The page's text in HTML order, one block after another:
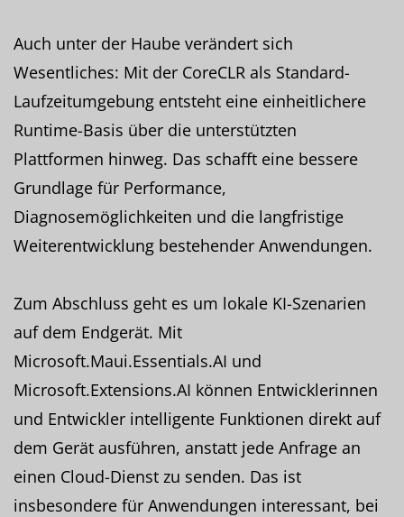
Auch unter der Haube verändert sich
Wesentliches: Mit der CoreCLR als Standard-
Laufzeitumgebung entsteht eine einheitlichere
Runtime-Basis über die unterstützten
Plattformen hinweg. Das schafft eine bessere
Grundlage für Performance,
Diagnosemöglichkeiten und die langfristige
Weiterentwicklung bestehender Anwendungen.
Zum Abschluss geht es um lokale KI-Szenarien
auf dem Endgerät. Mit
Microsoft.Maui.Essentials.AI und
Microsoft.Extensions.AI können Entwicklerinnen
und Entwickler intelligente Funktionen direkt auf
dem Gerät ausführen, anstatt jede Anfrage an
einen Cloud-Dienst zu senden. Das ist
insbesondere für Anwendungen interessant, bei